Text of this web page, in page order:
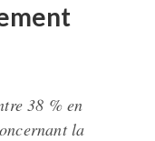
38 % en
la